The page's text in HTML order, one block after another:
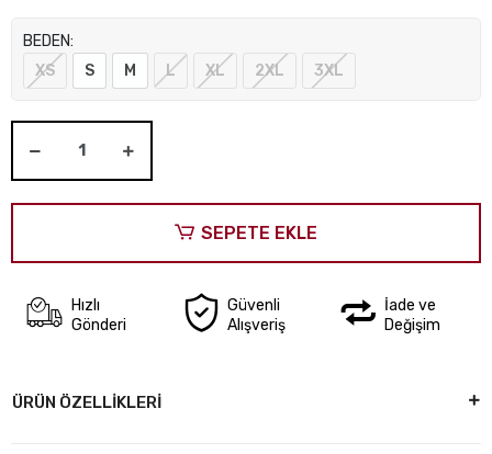
BEDEN:
XS
S M L XL 2XL 3XL
SEPETE EKLE
Hızlı
Gönderi
Güvenli
Alışveriş
İade ve
Değişim
ÜRÜN ÖZELLİKLERİ